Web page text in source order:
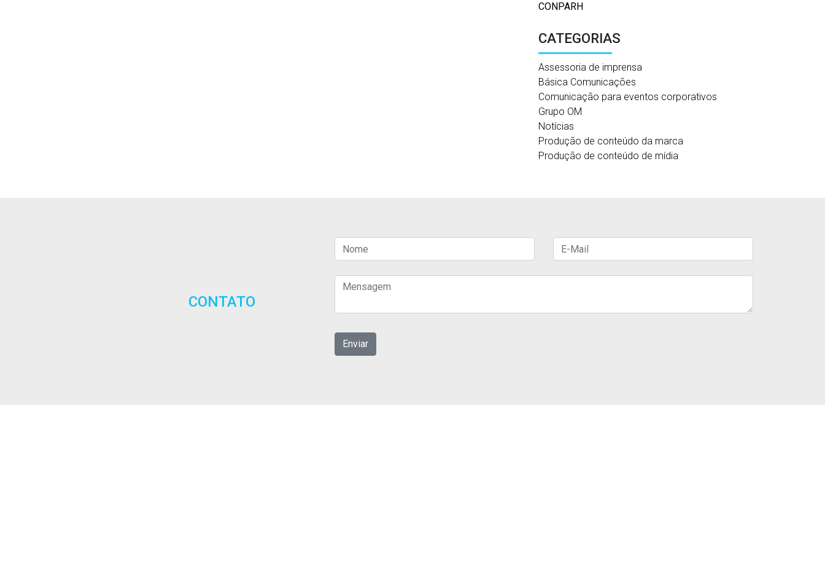
CONPARH
CATEGORIAS
Assessoria de imprensa
Básica Comunicações
Comunicação para eventos corporativos
Grupo OM
Notícias
Produção de conteúdo da marca
Produção de conteúdo de mídia
CONTATO